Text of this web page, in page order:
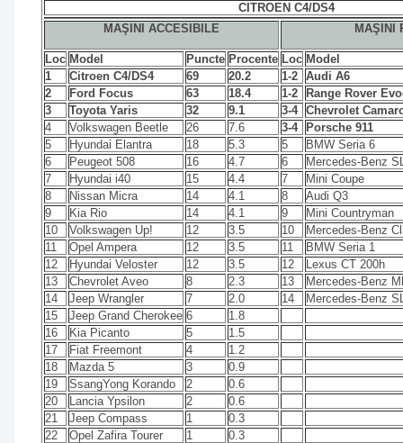
CITROEN C4/DS4
MAŞINI ACCESIBILE
MAŞINI
Loc Model Puncte Procente Loc Model
1
Citroen C4/DS4 69 20.2 1-2 Audi A6
2
Ford Focus 63 18.4 1-2
Range Rover
3
Toyota Yaris 32 9.1 3-4 Chevrolet
4
Volkswagen Beetle 26 7.6 3-4
Porsche 911
5
Hyundai Elantra 18 5.3 5
BMW Seria 6
6
Peugeot 508 16 4.7 6
Mercedes-Benz
7
Hyundai i40 15 4.4 7
Mini Coupe
8
Nissan Micra 14 4.1 8
Audi Q3
9
Kia Rio 14 4.1 9
Mini Countryman
10
Volkswagen Up! 12 3.5 10
Mercedes-Benz
11
Opel Ampera 12 3.5 11
BMW Seria 1
12
Hyundai Veloster 12 3.5 12
Lexus CT 200h
13
Chevrolet Aveo 8 2.3 13
Mercedes-Benz Ml
14
Jeep Wrangler 7 2.0 14
Mercedes-Benz
15
Jeep Grand Cherokee 6
1.8
16
Kia Picanto 5
1.5
17
Fiat Freemont 4
1.2
18
Mazda 5 3
0.9
19
SsangYong Korando 2
0.6
20
Lancia Ypsilon 2
0.6
21
Jeep Compass 1
0.3
22
Opel Zafira Tourer 1
0.3